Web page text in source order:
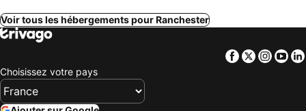
Voir tous les hébergements pour Ranchester
Facebook
Twitter
Choisissez votre pays